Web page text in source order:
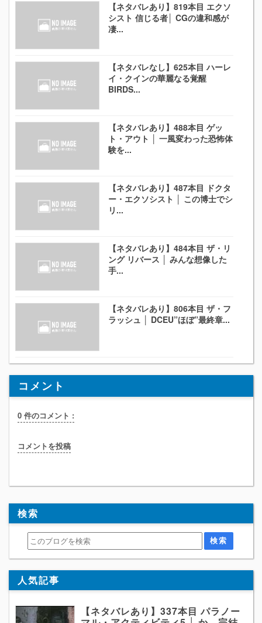
【ネタバレあり】819本目 エクソ
シスト 信じる者│ CGの違和感が
凄...
【ネタバレなし】625本目 ハーレ
イ・クインの華麗なる覚醒
BIRDS...
【ネタバレあり】488本目 ゲッ
ト・アウト │ 一風変わった恐怖体
験を...
【ネタバレあり】487本目 ドクタ
ー・エクソシスト │ この博士でシ
リ...
【ネタバレあり】484本目 ザ・リ
ング リバース │ みんな想像した
手...
【ネタバレあり】806本目 ザ・フ
ラッシュ │ DCEU”ほぼ”最終章...
コメント
0 件のコメント :
コメントを投稿
検索
人気記事
【ネタバレあり】337本目 パラノー